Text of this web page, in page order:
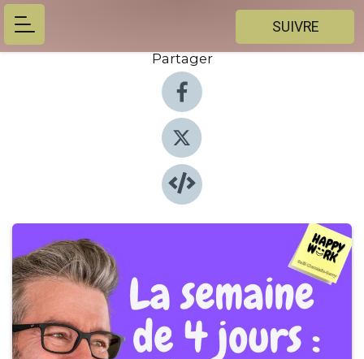
SUIVRE
Partager